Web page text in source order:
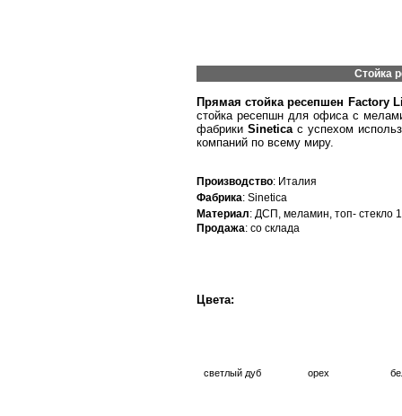
Стойка
Прямая стойка ресепшен Factory
стойка ресепшн для офиса с
фабрики Sineticaс успехом
компаний по всему миру.
Производство: Италия
Фабрика: Sinetica
Материал: ДСП, меламин, топ- стекло
Продажа: со склада
Цвета:
светлый дуб орех